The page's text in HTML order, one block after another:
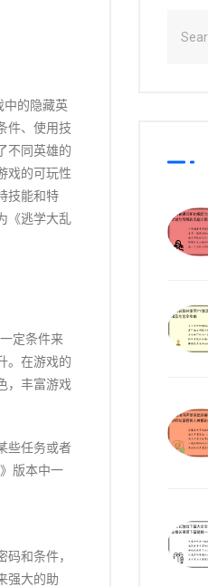
中的隐藏英
件、使用技
不同英雄的
戏的可玩性
技能和特
《逃学大乱
定条件来
。在游戏的
，丰富游戏
些任务或者
版本中一
和条件，
强大的助